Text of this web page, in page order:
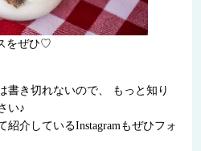
をぜひ♡
書き切れないので、 もっと知り
い♪
紹介しているInstagramもぜひフォ